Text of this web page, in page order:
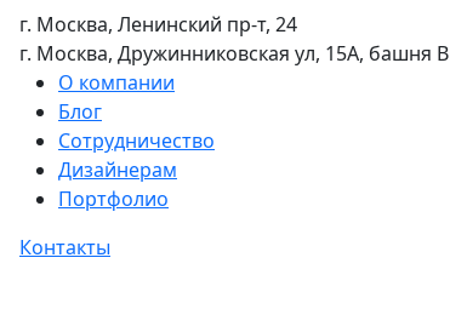
г. Москва, Ленинский пр-т, 24
г. Москва, Дружинниковская ул, 15А, башня В
О компании
Блог
Сотрудничество
Дизайнерам
Портфолио
Контакты